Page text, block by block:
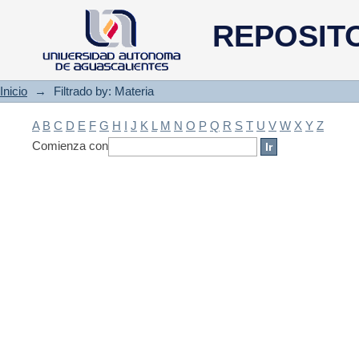
Filtrado by: Materia
Inicio → Filtrado by: Materia
A B C D E F G H I J K L M N O P Q R S T U V W X Y Z
Comienza con